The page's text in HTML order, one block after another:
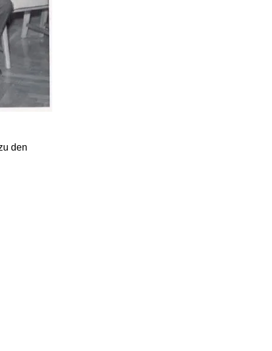
den